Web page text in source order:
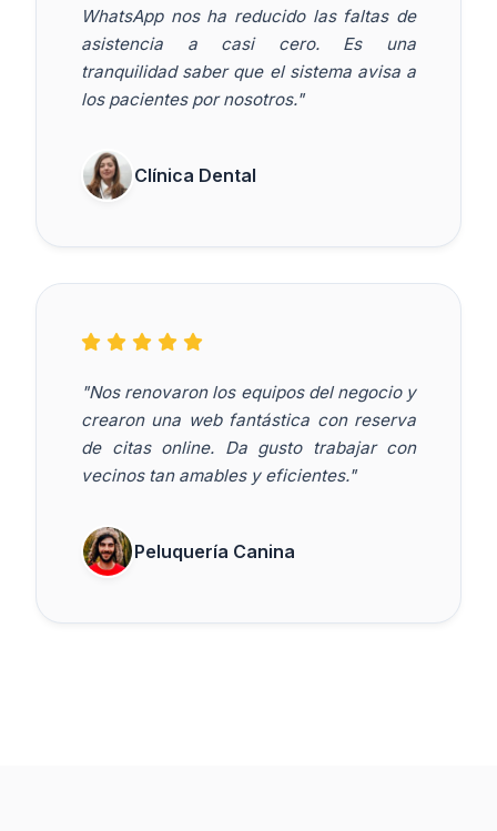
WhatsApp nos ha reducido las faltas de
asistencia a casi cero. Es una
tranquilidad saber que el sistema avisa a
los pacientes por nosotros."
Clínica Dental
"Nos renovaron los equipos del negocio y
crearon una web fantástica con reserva
de citas online. Da gusto trabajar con
vecinos tan amables y eficientes."
Peluquería Canina